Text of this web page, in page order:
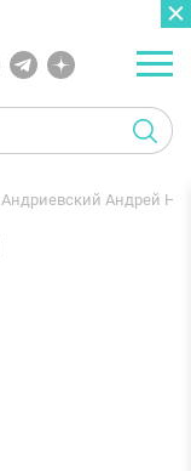
Андриевский Андрей